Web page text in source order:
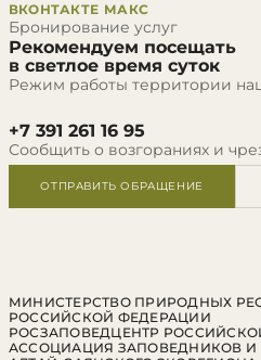
ВКОНТАКТЕ МАКС
Бронирование услуг
Рекомендуем посещать
в светлое время суток
Режим работы территории
+7 391 261 16 95
Сообщить о возгораниях и
ОТПРАВИТЬ ОБРАЩЕНИЕ
МИНИСТЕРСТВО ПРИРОДНЫХ
РОССИЙСКОЙ ФЕДЕРАЦИИ
РОСЗАПОВЕДЦЕНТР
АССОЦИАЦИЯ ЗАПОВЕДНИКОВ